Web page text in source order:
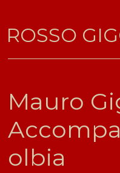
ROSSO
Mauro
olbia